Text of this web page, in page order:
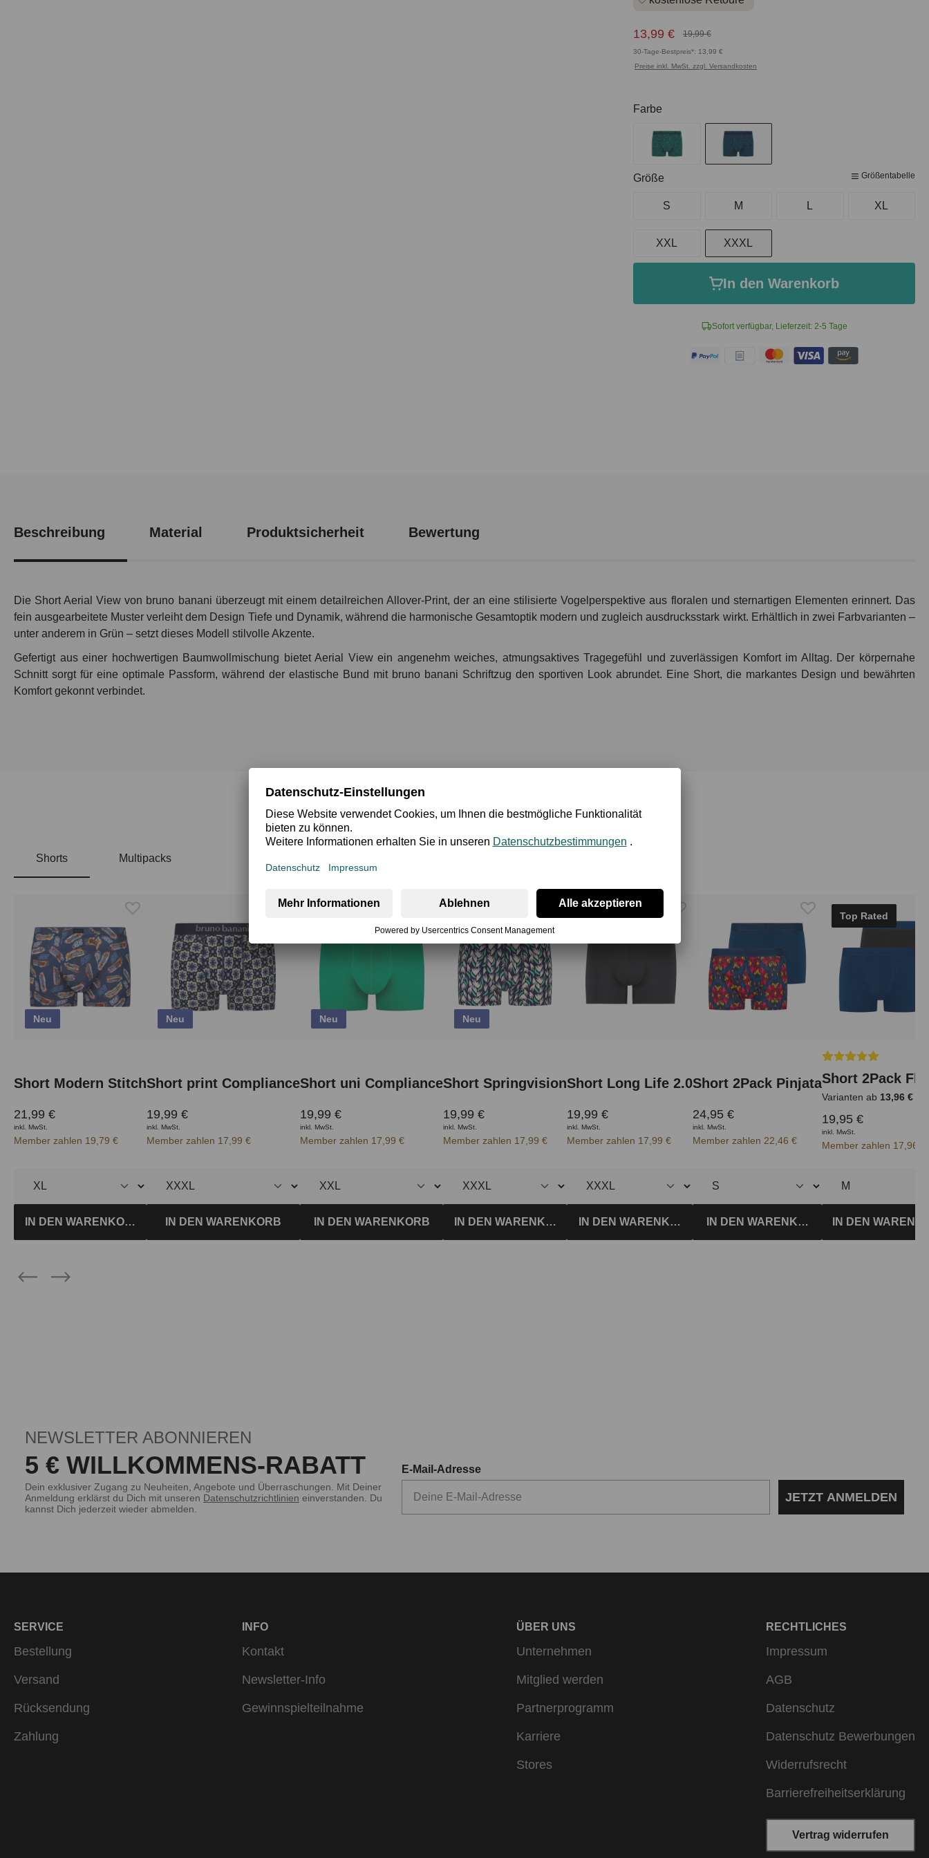
13,99 € 19,99 €
30-Tage-Bestpreis*: 13,99 €
Preise inkl. MwSt. zzgl. Versandkosten
Sofort verfügbar, Lieferzeit: 2-5 Tage
Farbe
Größe Größentabelle
S M L XL
XXL XXXL
In den Warenkorb
Beschreibung Material Produktsicherheit Bewertung
Die Short Aerial View von bruno banani überzeugt mit einem detailreichen Allover-Print, der an eine stilisierte Vogelperspektive aus floralen und sternartigen Elementen erinnert. Das
fein ausgearbeitete Muster verleiht dem Design Tiefe und Dynamik, während die harmonische Gesamtoptik modern und zugleich ausdrucksstark wirkt. Erhältlich in zwei Farbvarianten –
unter anderem in Grün – setzt dieses Modell stilvolle Akzente.
Gefertigt aus einer hochwertigen Baumwollmischung bietet Aerial View ein angenehm weiches, atmungsaktives Tragegefühl und zuverlässigen Komfort im Alltag. Der körpernahe
Schnitt sorgt für eine optimale Passform, während der elastische Bund mit bruno banani Schriftzug den sportiven Look abrundet. Eine Short, die markantes Design und bewährten
Komfort gekonnt verbindet.
Shorts Multipacks
Neu
Short Modern Stitch
21,99 €
inkl. MwSt.
Member zahlen 19,79 €
IN DEN WARENKORB
Neu
Short print Compliance
19,99 €
inkl. MwSt.
Member zahlen 17,99 €
IN DEN WARENKORB
Neu
Short uni Compliance
19,99 €
inkl. MwSt.
Member zahlen 17,99 €
IN DEN WARENKORB
Neu
Short Springvision
19,99 €
inkl. MwSt.
Member zahlen 17,99 €
IN DEN WARENKORB
Short Long Life 2.0
19,99 €
inkl. MwSt.
Member zahlen 17,99 €
IN DEN WARENKORB
Short 2Pack Pinjata
24,95 €
inkl. MwSt.
Member zahlen 22,46 €
IN DEN WARENKORB
Top Rated
Durchschnittliche
Short 2Pack
Varianten ab 13,96 €
19,95 €
inkl. MwSt.
Member zahlen 17,96 €
IN DEN
NEWSLETTER ABONNIEREN
5 € WILLKOMMENS-RABATT
Dein exklusiver Zugang zu Neuheiten, Angebote und Überraschungen. Mit Deiner
Anmeldung erklärst du Dich mit unseren Datenschutzrichtlinien einverstanden. Du
kannst Dich jederzeit wieder abmelden.
E-Mail-Adresse
JETZT ANMELDEN
SERVICE
Bestellung
Versand
Rücksendung
Zahlung
INFO
Kontakt
Newsletter-Info
Gewinnspielteilnahme
ÜBER UNS
Unternehmen
Mitglied werden
Partnerprogramm
Karriere
Stores
RECHTLICHES
Impressum
AGB
Datenschutz
Datenschutz Bewerbungen
Widerrufsrecht
Barrierefreiheitserklärung
Vertrag widerrufen